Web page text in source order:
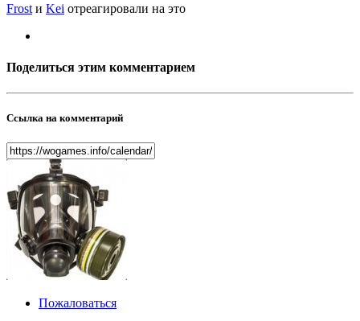
Frost и Kei отреагировали на это
Поделиться этим комментарием
Ссылка на комментарий
Пожаловаться